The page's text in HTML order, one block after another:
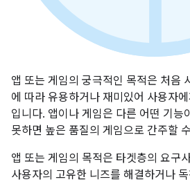
앱 또는 게임의 궁극적인 목적은 처음
에 따라 유용하거나 재미있어 사용자
입니다. 앱이나 게임은 다른 어떤 기능
못하면 높은 품질의 게임으로 간주할
앱 또는 게임의 목적은 타겟층의 요구
사용자의 고유한 니즈를 해결하거나